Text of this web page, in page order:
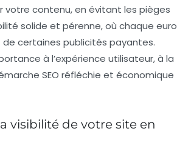
votre contenu, en évitant les pièges
solide et pérenne, où chaque euro
certaines publicités payantes.
à l’expérience utilisateur, à la
SEO réfléchie et économique
visibilité de votre site en